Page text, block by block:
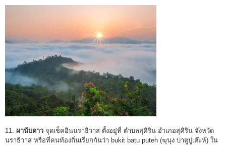
11. ผานับดาว จุดเช็คอินนราธิวาส ตั้งอยู่ที่ ตำบลสุคิริน อำเภอสุคิริน จังหวัด
นราธิวาส หรือที่คนท้องถิ่นเรียกกันว่า bukit batu puteh (ฆุนุง บาตูปูเต๊ะห์) ใน